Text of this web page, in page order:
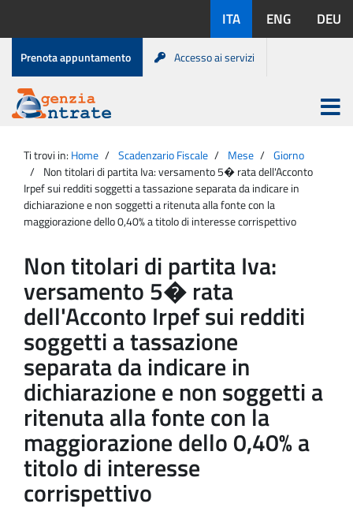
contenuto
disponibili:
ITA ENG DEU
Menu
di
servizio
Prenota appuntamento Accesso ai servizi
Agenzia
Entrate
Apri
menu
principale
Ti trovi in: Home Scadenzario Fiscale Mese
Giorno
Non titolari di partita Iva: versamento 5� rata dell'Acconto
Irpef sui redditi soggetti a tassazione separata da indicare in
dichiarazione e non soggetti a ritenuta alla fonte con la
maggiorazione dello 0,40% a titolo di interesse corrispettivo
Non titolari di partita Iva:
versamento 5� rata
dell'Acconto Irpef sui redditi
soggetti a tassazione
separata da indicare in
dichiarazione e non soggetti a
ritenuta alla fonte con la
maggiorazione dello 0,40% a
titolo di interesse
corrispettivo